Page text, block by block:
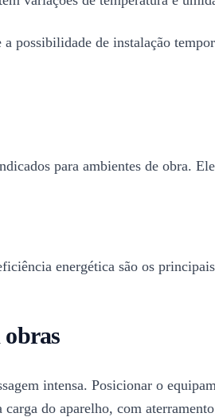
de instalação
para ambientes de obra.
energética são os
intensa. Posicionar o
do aparelho, com